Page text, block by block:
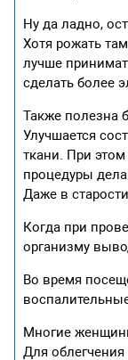
Ну да ладно,
Хотя рожать
лучше
сделать более
Также полезна
Улучшается
ткани. При
процедуры
Даже в
Когда при
организму
Во время
Многие
Для